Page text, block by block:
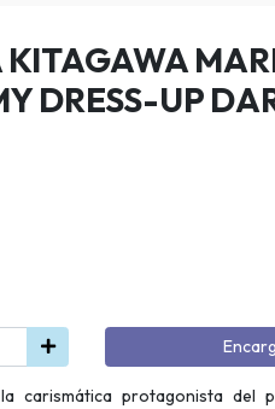
KITAGAWA
DRESS-UP
carismática protagonista del